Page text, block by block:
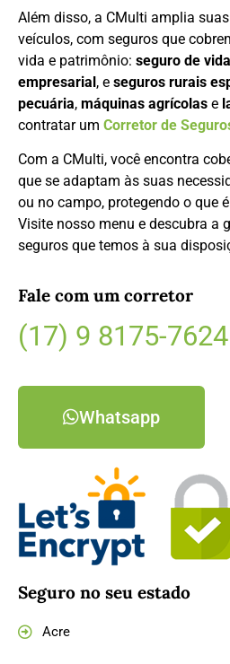
Além disso, a CMulti amplia
veículos, com seguros que
vida e patrimônio: seguro de vida
empresarial, e seguros rurais
pecuária, máquinas agrícolas e
contratar um Corretor de
Com a CMulti, você encontra
que se adaptam às suas
ou no campo, protegendo o que
Visite nosso menu e descubra a
seguros que temos à sua
Fale com um corretor
(17) 9 8175-7624
Whatsapp
Seguro no seu estado
Acre